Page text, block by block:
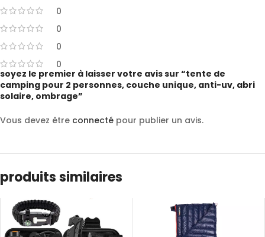
0
0
0
0
soyez le premier à laisser votre avis sur “tente de
camping pour 2 personnes, couche unique, anti-uv, abri
solaire, ombrage”
Vous devez être connecté pour publier un avis.
produits similaires